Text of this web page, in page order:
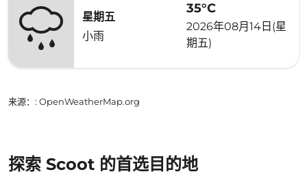
星期五
小雨
35°C
2026年08月14日(星
期五)
来源： : OpenWeatherMap.org
探索 Scoot 的首选目的地